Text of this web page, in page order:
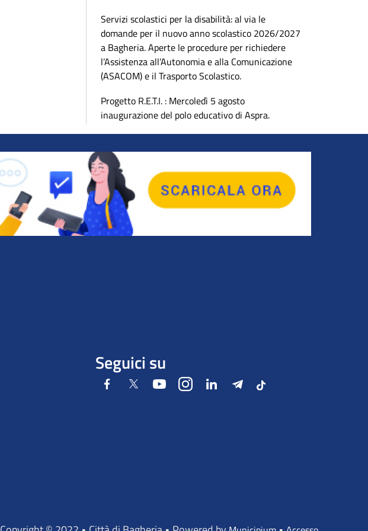
Servizi scolastici per la disabilità: al via le
domande per il nuovo anno scolastico 2026/2027
a Bagheria. Aperte le procedure per richiedere
l’Assistenza all’Autonomia e alla Comunicazione
(ASACOM) e il Trasporto Scolastico.
Progetto R.E.T.I. : Mercoledì 5 agosto
inaugurazione del polo educativo di Aspra.
Seguici su
FacebookTwitter YoutubeInstagramLinkedIn Telegram
Tiktok